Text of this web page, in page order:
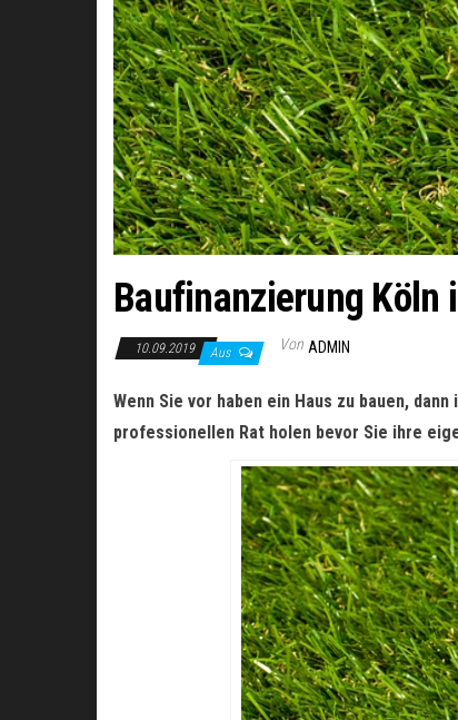
Baufinanzierung Köln
10.09.2019 Aus Von ADMIN
Wenn Sie vor haben ein Haus zu bauen,
professionellen Rat holen bevor Sie ihre